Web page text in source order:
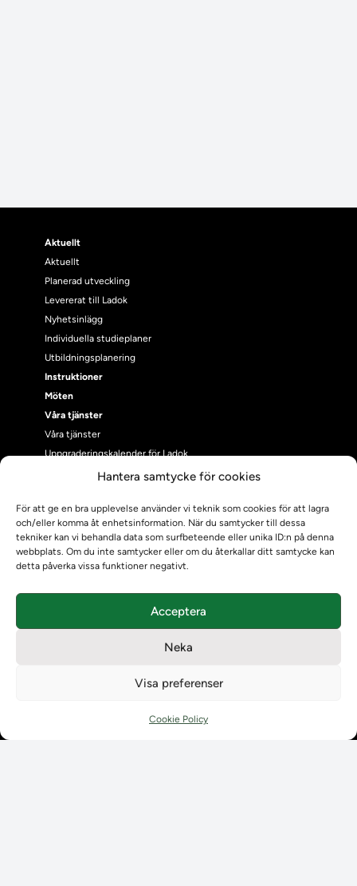
Hantera samtycke för cookies
För att ge en bra upplevelse använder vi teknik som cookies för att lagra
och/eller komma åt enhetsinformation. När du samtycker till dessa
tekniker kan vi behandla data som surfbeteende eller unika ID:n på denna
webbplats. Om du inte samtycker eller om du återkallar ditt samtycke kan
detta påverka vissa funktioner negativt.
Acceptera
Neka
Visa preferenser
Cookie Policy
Aktuellt
Aktuellt
Planerad utveckling
Levererat till Ladok
Nyhetsinlägg
Individuella studieplaner
Utbildningsplanering
Instruktioner
Möten
Våra tjänster
Våra tjänster
Uppgraderingskalender för Ladok
Driftmeddelanden
Emrex
Bak- och framgrund
Systemet Ladok
Verifiera eller kontrollera bevis
Om oss
Vision, strategi och produktplan